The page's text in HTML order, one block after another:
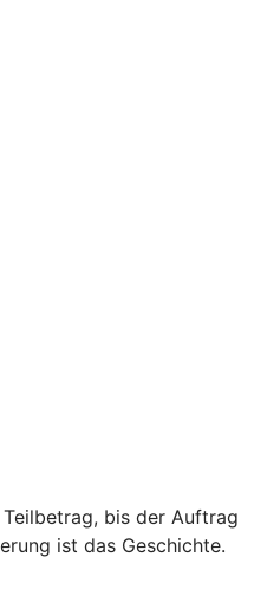
bis der Auftrag
ist das Geschichte.